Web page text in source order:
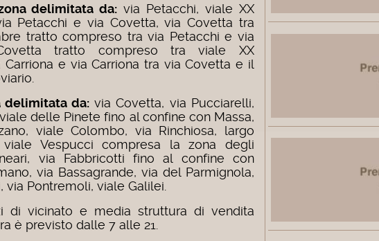
delimitata da: via Petacchi, viale XX
Petacchi e via Covetta, via Covetta tra
tratto compreso tra via Petacchi e via
tratto compreso tra viale XX
e via Carriona tra via Covetta e il
delimitata da: via Covetta, via Pucciarelli,
delle Pinete fino al confine con Massa,
viale Colombo, via Rinchiosa, largo
viale Vespucci compresa la zona degli
via Fabbricotti fino al confine con
via Bassagrande, via del Parmignola,
via Pontremoli, viale Galilei.
di vicinato e media struttura di vendita
è previsto dalle 7 alle 21.